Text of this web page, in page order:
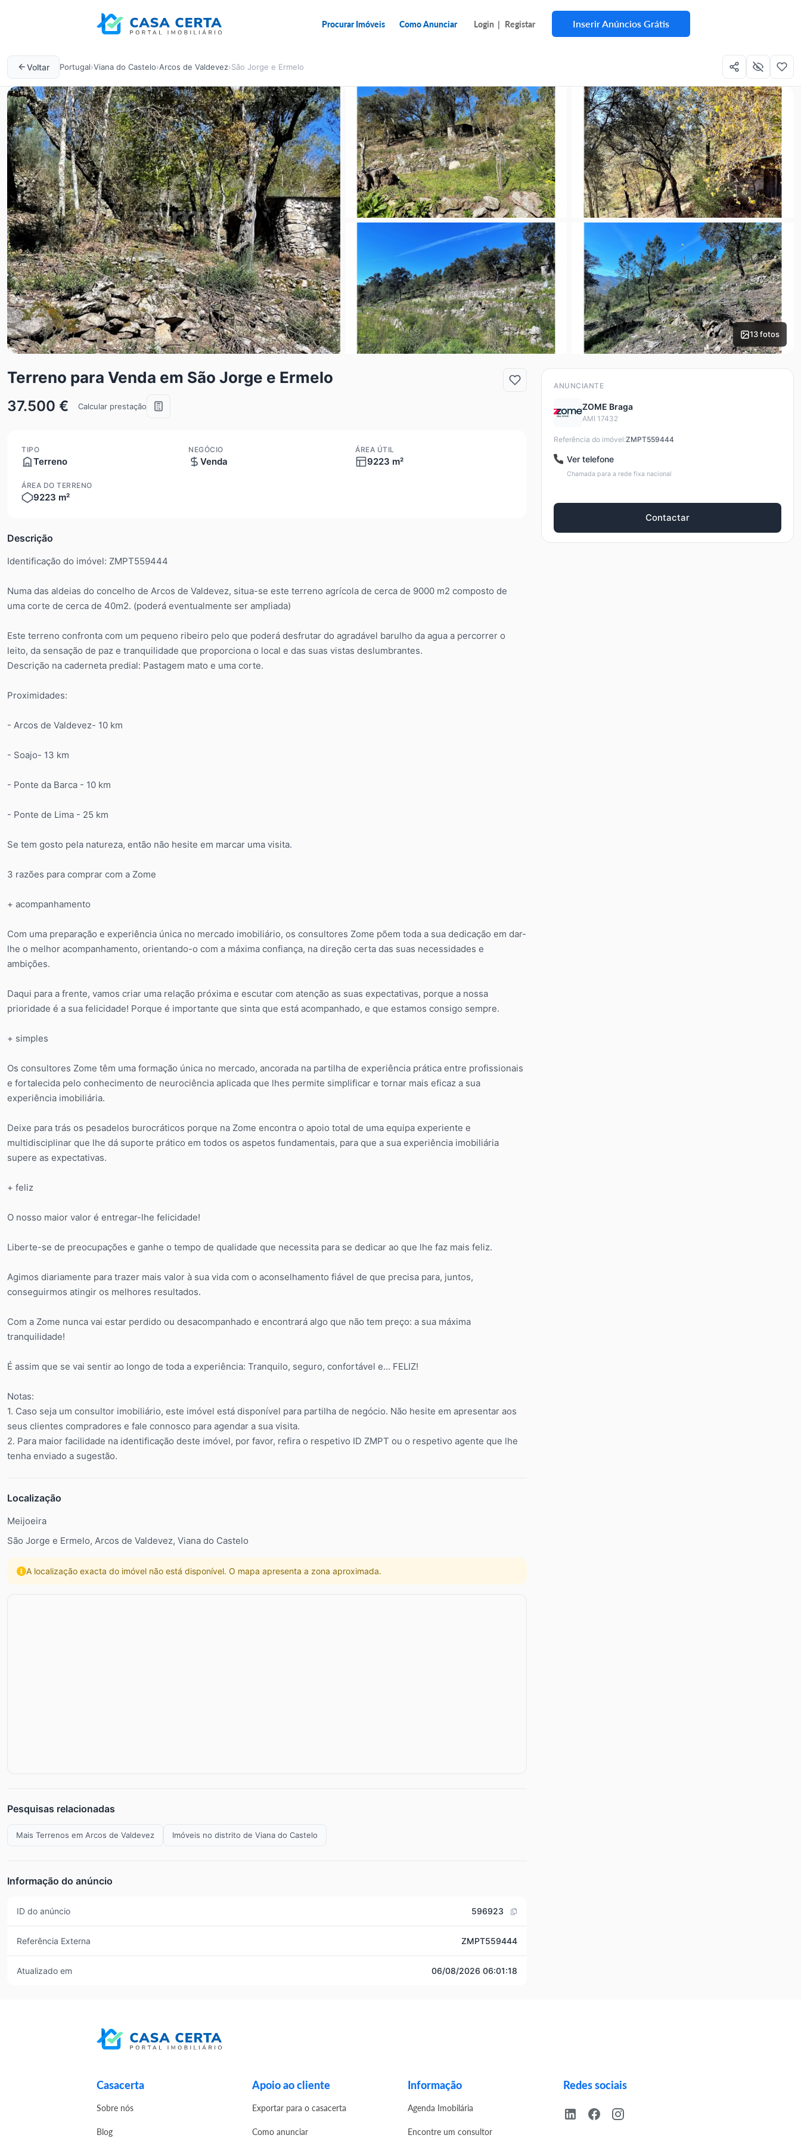
Procurar Imóveis Como Anunciar Login | Registar Inserir Anúncios Grátis
Voltar Portugal›Viana do Castelo›Arcos de Valdevez›São Jorge e Ermelo
13 fotos
Terreno para Venda em São Jorge e Ermelo
37.500 € Calcular prestação
TIPO
Terreno
NEGÓCIO
Venda
ÁREA ÚTIL
9223 m²
ÁREA DO TERRENO
9223 m²
Descrição
Identificação do imóvel: ZMPT559444
Numa das aldeias do concelho de Arcos de Valdevez, situa-se este terreno agrícola de cerca de 9000 m2 composto de
uma corte de cerca de 40m2. (poderá eventualmente ser ampliada)
Este terreno confronta com um pequeno ribeiro pelo que poderá desfrutar do agradável barulho da agua a percorrer o
leito, da sensação de paz e tranquilidade que proporciona o local e das suas vistas deslumbrantes.
Descrição na caderneta predial: Pastagem mato e uma corte.
Proximidades:
- Arcos de Valdevez- 10 km
- Soajo- 13 km
- Ponte da Barca - 10 km
- Ponte de Lima - 25 km
Se tem gosto pela natureza, então não hesite em marcar uma visita.
3 razões para comprar com a Zome
+ acompanhamento
Com uma preparação e experiência única no mercado imobiliário, os consultores Zome põem toda a sua dedicação em dar-
lhe o melhor acompanhamento, orientando-o com a máxima confiança, na direção certa das suas necessidades e
ambições.
Daqui para a frente, vamos criar uma relação próxima e escutar com atenção as suas expectativas, porque a nossa
prioridade é a sua felicidade! Porque é importante que sinta que está acompanhado, e que estamos consigo sempre.
+ simples
Os consultores Zome têm uma formação única no mercado, ancorada na partilha de experiência prática entre profissionais
e fortalecida pelo conhecimento de neurociência aplicada que lhes permite simplificar e tornar mais eficaz a sua
experiência imobiliária.
Deixe para trás os pesadelos burocráticos porque na Zome encontra o apoio total de uma equipa experiente e
multidisciplinar que lhe dá suporte prático em todos os aspetos fundamentais, para que a sua experiência imobiliária
supere as expectativas.
+ feliz
O nosso maior valor é entregar-lhe felicidade!
Liberte-se de preocupações e ganhe o tempo de qualidade que necessita para se dedicar ao que lhe faz mais feliz.
Agimos diariamente para trazer mais valor à sua vida com o aconselhamento fiável de que precisa para, juntos,
conseguirmos atingir os melhores resultados.
Com a Zome nunca vai estar perdido ou desacompanhado e encontrará algo que não tem preço: a sua máxima
tranquilidade!
É assim que se vai sentir ao longo de toda a experiência: Tranquilo, seguro, confortável e... FELIZ!
Notas:
1. Caso seja um consultor imobiliário, este imóvel está disponível para partilha de negócio. Não hesite em apresentar aos
seus clientes compradores e fale connosco para agendar a sua visita.
2. Para maior facilidade na identificação deste imóvel, por favor, refira o respetivo ID ZMPT ou o respetivo agente que lhe
tenha enviado a sugestão.
Localização
Meijoeira
São Jorge e Ermelo, Arcos de Valdevez, Viana do Castelo
A localização exacta do imóvel não está disponível. O mapa apresenta a zona aproximada.
Pesquisas relacionadas
Mais Terrenos em Arcos de Valdevez Imóveis no distrito de Viana do Castelo
Informação do anúncio
ID do anúncio 596923
Referência Externa ZMPT559444
Atualizado em 06/08/2026 06:01:18
ANUNCIANTE
ZOME Braga
AMI 17432
Referência do imóvel:ZMPT559444
Ver telefone
Chamada para a rede fixa nacional
Contactar
Casacerta
Sobre nós
Blog
Apoio ao cliente
Exportar para o casacerta
Como anunciar
Informação
Agenda Imobilária
Encontre um consultor
Redes sociais